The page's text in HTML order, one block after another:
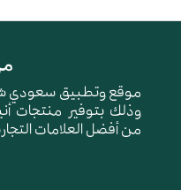
موقع وتطبيق سعودي
وذلك بتوفير منتجات
من أفضل العلامات